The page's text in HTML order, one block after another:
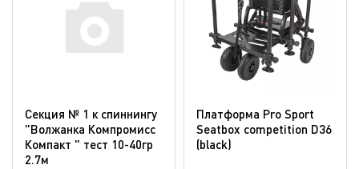
Секция № 1 к спиннингу
"Волжанка Компромисс
Компакт " тест 10-40гр
2.7м
Платформа Pro Sport
Seatbox competition D36
(blaсk)